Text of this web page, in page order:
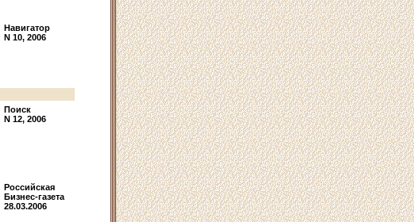
Навигатор
N 10, 2006
Поиск
N 12, 2006
Российская
Бизнес-газета
28.03.2006